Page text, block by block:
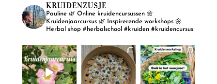
KRUIDENZUSJE
Pauline🌿 Online kruidencursussen🌼
Kruidenjaarcursus🌿 Inspirerende workshops🌼
Herbal shop #herbalschool #kruiden #kruidencursus